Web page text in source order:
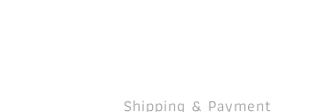
Shipping & Payment